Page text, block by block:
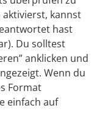
aktivierst, kannst
hast
Du solltest
anklicken und
Wenn du
Format
einfach auf